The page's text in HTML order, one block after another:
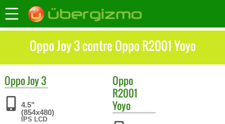
Oppo Joy 3 contre Oppo R2001 Yoyo
OppoJoy 3
4.5"
(854x480)
IPS LCD
Oppo
R2001
Yoyo